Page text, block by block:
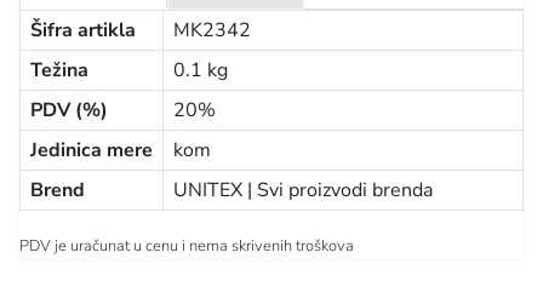
Šifra artikla
MK2342
Težina
0.1 kg
PDV (%)
20%
Jedinica mere
kom
Brend
UNITEX | Svi proizvodi brenda
PDV je uračunat u cenu i nema skrivenih troškova